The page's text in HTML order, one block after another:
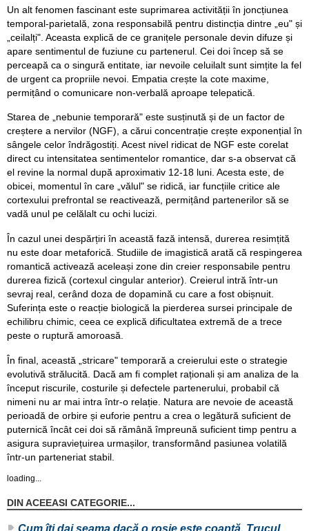
Un alt fenomen fascinant este suprimarea activității în joncțiunea
temporal-parietală, zona responsabilă pentru distincția dintre „eu" și
„ceilalți". Aceasta explică de ce granițele personale devin difuze și
apare sentimentul de fuziune cu partenerul. Cei doi încep să se
perceapă ca o singură entitate, iar nevoile celuilalt sunt simțite la fel
de urgent ca propriile nevoi. Empatia crește la cote maxime,
permițând o comunicare non-verbală aproape telepatică.
Starea de „nebunie temporară" este susținută și de un factor de
creștere a nervilor (NGF), a cărui concentrație crește exponențial în
sângele celor îndrăgostiți. Acest nivel ridicat de NGF este corelat
direct cu intensitatea sentimentelor romantice, dar s-a observat că
el revine la normal după aproximativ 12-18 luni. Acesta este, de
obicei, momentul în care „vălul" se ridică, iar funcțiile critice ale
cortexului prefrontal se reactivează, permițând partenerilor să se
vadă unul pe celălalt cu ochi lucizi.
În cazul unei despărțiri în această fază intensă, durerea resimțită
nu este doar metaforică. Studiile de imagistică arată că respingerea
romantică activează aceleași zone din creier responsabile pentru
durerea fizică (cortexul cingular anterior). Creierul intră într-un
sevraj real, cerând doza de dopamină cu care a fost obișnuit.
Suferința este o reacție biologică la pierderea sursei principale de
echilibru chimic, ceea ce explică dificultatea extremă de a trece
peste o ruptură amoroasă.
În final, această „stricare" temporară a creierului este o strategie
evolutivă strălucită. Dacă am fi complet raționali și am analiza de la
început riscurile, costurile și defectele partenerului, probabil că
nimeni nu ar mai intra într-o relație. Natura are nevoie de această
perioadă de orbire și euforie pentru a crea o legătură suficient de
puternică încât cei doi să rămână împreună suficient timp pentru a
asigura supraviețuirea urmașilor, transformând pasiunea volatilă
într-un parteneriat stabil.
loading...
DIN ACEEASI CATEGORIE...